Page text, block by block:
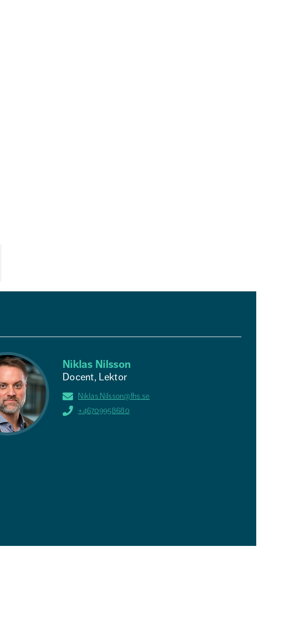
Niklas Nilsson
Docent, Lektor
Niklas.Nilsson@fhs.se
+46709958680